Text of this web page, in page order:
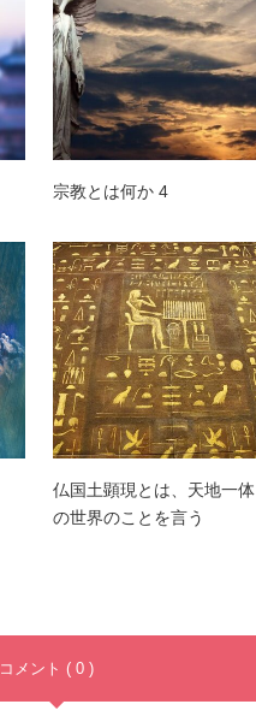
宗教とは何か 4
仏国土顕現とは、天地一体
の世界のことを言う
コメント ( 0 )